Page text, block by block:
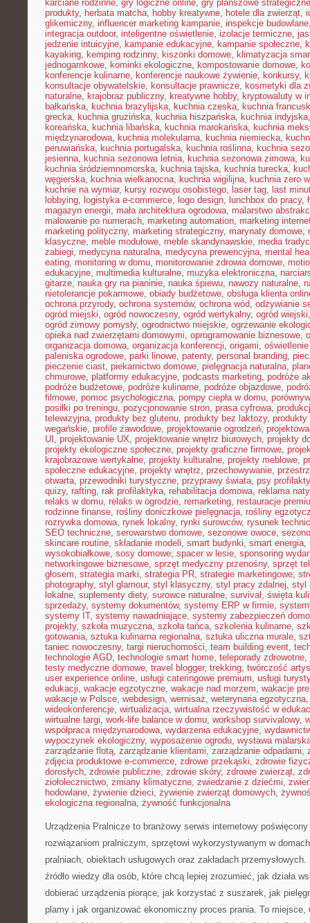
karciane rodzinne, gry logiczne online, gry planszowe strategiczne
produkty, herbata matcha, hobby kreatywne, hotele dla zwierząt,
glikemiczny, influencer marketing kampanie, inspekcje budowlane
integracja outdoor, inteligentne oświetlenie, izolacje termiczne,
jedzenie intuicyjne, kampanie edukacyjne, kampanie społeczne,
kayaking, kemping rodzinny, kiszonki domowe, klimatyzacja
jednogarnkowe, kominki ekologiczne, kompostowanie domowe,
konferencje kulinarne, konferencje naukowe żywienie, konkursy,
konsultacje obywatelskie, konsultacje prawnicze, kosmetyki dla
naturalne, krajobraz publiczny, kreatywne hobby, kryptowaluty w
bałkańska, kuchnia brazylijska, kuchnia czeska, kuchnia
grecka, kuchnia gruzińska, kuchnia hiszpańska, kuchnia indyjska
koreańska, kuchnia libańska, kuchnia marokańska, kuchnia
międzynarodowa, kuchnia molekularna, kuchnia niemiecka,
peruwiańska, kuchnia portugalska, kuchnia roślinna, kuchnia
jesienna, kuchnia sezonowa letnia, kuchnia sezonowa zimowa,
kuchnia śródziemnomorska, kuchnia tajska, kuchnia turecka,
węgierska, kuchnia wielkanocna, kuchnia wigilijna, kuchnia zero
kuchnie na wymiar, kursy rozwoju osobistego, laser tag, last
lobbying, logistyka e-commerce, logo design, lunchbox do pracy,
magazyn energii, mała architektura ogrodowa, malarstwo
malowanie po numerach, marketing automation, marketing
marketing polityczny, marketing strategiczny, marynaty domowe,
klasyczne, meble modułowe, meble skandynawskie, media
zabiegi, medycyna naturalna, medycyna prewencyjna, mental
eating, monitoring w domu, monitorowanie zdrowia domowe,
edukacyjne, multimedia kulturalne, muzyka elektroniczna,
gitarze, nauka gry na pianinie, nauka śpiewu, nawozy naturalne,
nietolerancje pokarmowe, obiady budżetowe, obsługa klienta
ochrona przyrody, ochrona systemów, ochrona wód, odżywianie
ogród miejski, ogród nowoczesny, ogród wertykalny, ogród wiejski
ogród zimowy pomysły, ogrodnictwo miejskie, ogrzewanie
opieka nad zwierzętami domowymi, oprogramowanie biznesowe,
organizacja domowa, organizacja konferencji, origami,
paleniska ogrodowe, parki linowe, patenty, personal branding,
pieczenie ciast, piekarnictwo domowe, pielęgnacja naturalna,
chmurowe, platformy edukacyjne, podcasts marketing, podróże
podróże budżetowe, podróże kulinarne, podróże objazdowe,
filmowe, pomoc psychologiczna, pompy ciepła w domu,
posiłki po treningu, pozycjonowanie stron, prasa cyfrowa,
telewizyjna, produkty bez glutenu, produkty bez laktozy, produkty
wegańskie, profile zawodowe, projektowanie ogrodzeń,
UI , projektowanie UX, projektowanie wnętrz biurowych, projekty
projekty ekologiczne społeczne, projekty graficzne firmowe,
krajobrazowe wertykalne, projekty kulturalne, projekty meblowe,
społeczne edukacyjne, projekty wnętrz, przechowywanie,
otwarta, przewodniki turystyczne, przyprawy świata, psy
quizy, rafting, rak profilaktyka, rehabilitacja domowa, reklama
relaks w domu, relaks w ogrodzie, remarketing, restauracje
rodzinne finanse, rośliny doniczkowe pielęgnacja, rośliny
rozrywka domowa, rynek lokalny, rynki surowców, rysunek
SEO techniczne, serowarstwo domowe, sezonowe owoce,
skincare routine, składanie modeli, smart budynki, smart energia,
wysokobiałkowe, sosy domowe, spacer w lesie, sponsoring
networkingowe biznesowe, sprzęt medyczny przenośny, sprzęt
głosem, strategia marki, strategia PR, strategie marketingowe,
photography, styl glamour, styl klasyczny, styl pracy zdalnej, styl
lokalne, suplementy diety, surowce naturalne, survival , święta
sprzedaży, systemy dokumentów, systemy ERP w firmie,
systemy IT, systemy nawadniające, systemy zabezpieczeń
projekty, szkoła muzyczna, szkoła tańca, szkolenia kulinarne,
gotowania, sztuka kulinarna regionalna, sztuka uliczna murale,
taniec nowoczesny, targi nieruchomości, team building event,
technologie AGD, technologie smart home, teleporady zdrowotne,
testy medyczne domowe, travel blogger, trekking, twórczość
user experience online, usługi cateringowe premium, usługi
edukacji, wakacje egzotyczne, wakacje nad morzem, wakacje
wakacje w Polsce, webdesign, wernisaż, weterynaria egzotyczna
wideokonferencje, wirtualizacja, wirtualna rzeczywistość w
wirtualne targi, work-life balance w domu, workshop survivalowy,
współpraca międzynarodowa, wydarzenia edukacyjne,
wypoczynek ekologiczny, wyposażenie ogrodu, wystawa
zarządzanie flotą, zarządzanie klientami, zarządzanie odpadami,
zdjęcia produktowe e-commerce, zdrowe przekąski, zdrowie
dorosłych, zdrowie publiczne, zdrowie skóry, zdrowie zwierząt,
ziołolecznictwo, zmiany klimatyczne, zwiedzanie z dziećmi,
hodowlane, żywienie dzieci, żywienie zwierząt domowych,
ekologiczna regionalna, żywność funkcjonalna
Urządzenia Pralnicze to branżowy serwis internetowy
rozwiązaniom pralniczym, sprzętowi wykorzystywanym w
pralniach, obiektach usługowych oraz zakładach
źródło wiedzy dla osób, które chcą lepiej zrozumieć, jak działa
dobierać urządzenia piorące, jak korzystać z suszarek, jak
plamy i jak organizować ekonomiczny proces prania. To miejsce,